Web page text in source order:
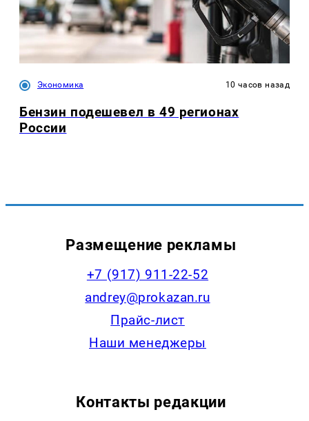
Экономика 10 часов назад
Бензин подешевел в 49 регионах
России
Размещение рекламы
+7 (917) 911-22-52
andrey@prokazan.ru
Прайс-лист
Наши менеджеры
Контакты редакции